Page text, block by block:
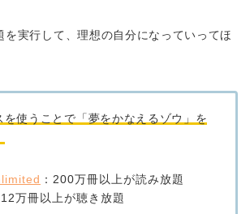
を実行して、理想の自分になっていってほ
を使うことで「夢をかなえるゾウ」を
：200万冊以上が読み放題
12万冊以上が聴き放題